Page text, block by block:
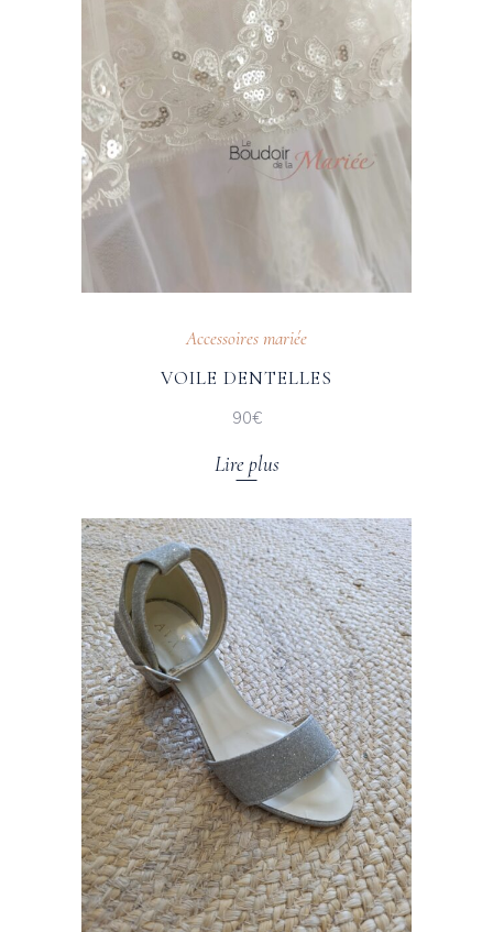
Accessoires mariée
VOILE DENTELLES
90€
Lire plus